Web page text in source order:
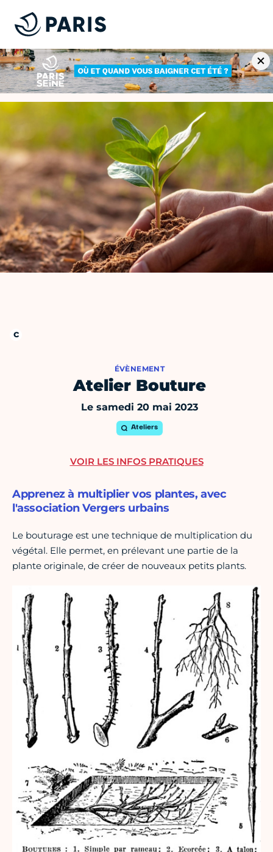
ÉVÈNEMENT
Atelier Bouture
Le samedi 20 mai 2023
Ateliers
Apprenez à multiplier vos plantes, avec
l'association Vergers urbains
Le bouturage est une technique de multiplication du
végétal. Elle permet, en prélevant une partie de la
plante originale, de créer de nouveaux petits plants.
VOIR LES INFOS PRATIQUES